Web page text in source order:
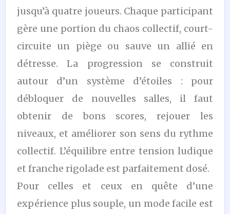
jusqu’à quatre joueurs. Chaque participant
gère une portion du chaos collectif, court-
circuite un piège ou sauve un allié en
détresse. La progression se construit
autour d’un système d’étoiles : pour
débloquer de nouvelles salles, il faut
obtenir de bons scores, rejouer les
niveaux, et améliorer son sens du rythme
collectif. L’équilibre entre tension ludique
et franche rigolade est parfaitement dosé.
Pour celles et ceux en quête d’une
expérience plus souple, un mode facile est